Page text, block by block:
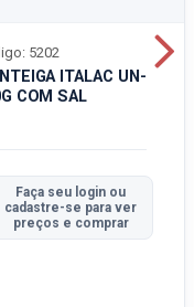
ITALAC UN-
COM SAL
5202
Faça seu login ou
cadastre-se para ver
preços e comprar